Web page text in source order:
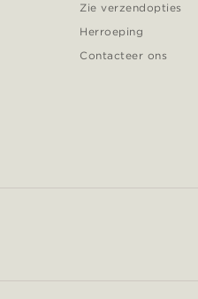
Zie verzendopties
Herroeping
Contacteer ons